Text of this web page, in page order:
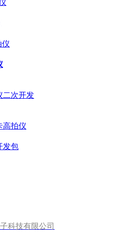
二次开发
高拍仪
发包
科技有限公司